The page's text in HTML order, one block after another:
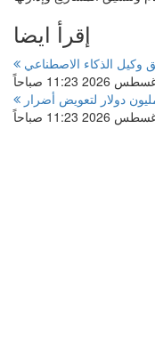
إقرأ ايضا